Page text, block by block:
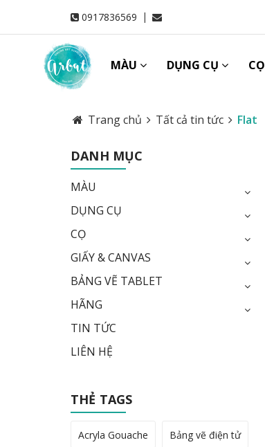
0917836569 |
MÀU DỤNG CỤ CỌ
Trang chủ Tất cả tin tức Flat
DANH MỤC
MÀU
DỤNG CỤ
CỌ
GIẤY & CANVAS
BẢNG VẼ TABLET
HÃNG
TIN TỨC
LIÊN HỆ
THẺ TAGS
Acryla Gouache Bảng vẽ điện tử